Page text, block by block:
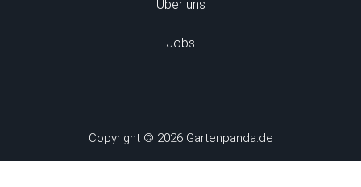
Über uns
Jobs
Copyright © 2026 Gartenpanda.de